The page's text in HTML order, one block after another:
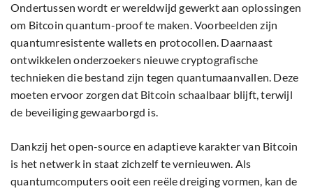
Ondertussen wordt er wereldwijd gewerkt aan oplossingen
om Bitcoin quantum-proof te maken. Voorbeelden zijn
quantumresistente wallets en protocollen. Daarnaast
ontwikkelen onderzoekers nieuwe cryptografische
technieken die bestand zijn tegen quantumaanvallen. Deze
moeten ervoor zorgen dat Bitcoin schaalbaar blijft, terwijl
de beveiliging gewaarborgd is.
Dankzij het open-source en adaptieve karakter van Bitcoin
is het netwerk in staat zichzelf te vernieuwen. Als
quantumcomputers ooit een reële dreiging vormen, kan de